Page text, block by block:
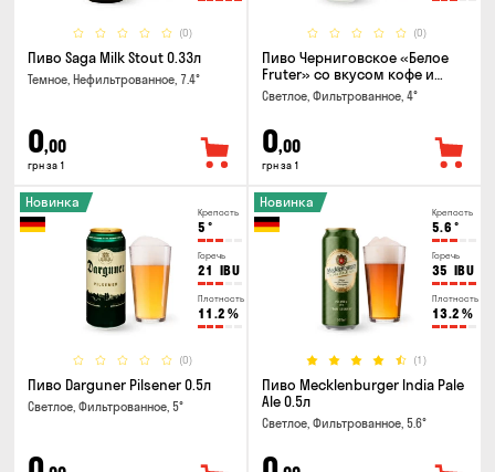
(0)
Пиво Saga Milk Stout 0.33л
Темное, Нефильтрованное, 7.4°
0,00
грн за 1
(0)
Пиво Черниговское «Белое
Fruter» со вкусом кофе и
апельсина 0.5 л
Светлое, Фильтрованное, 4°
0,00
грн за 1
Крепость
5 °
Горечь
21 IBU
Плотность
11.2 %
(0)
Новинка
Пиво Darguner Pilsener 0.5л
Светлое, Фильтрованное, 5°
Крепость
5.6 °
Горечь
35 IBU
Плотность
13.2 %
(1)
Новинка
Пиво Mecklenburger India Pale
Ale 0.5л
Светлое, Фильтрованное, 5.6°